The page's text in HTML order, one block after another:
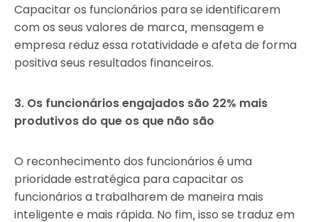
Capacitar os funcionários para se identificarem
com os seus valores de marca, mensagem e
empresa reduz essa rotatividade e afeta de forma
positiva seus resultados financeiros.
3. Os funcionários engajados são 22% mais
produtivos do que os que não são
O reconhecimento dos funcionários é uma
prioridade estratégica para capacitar os
funcionários a trabalharem de maneira mais
inteligente e mais rápida. No fim, isso se traduz em